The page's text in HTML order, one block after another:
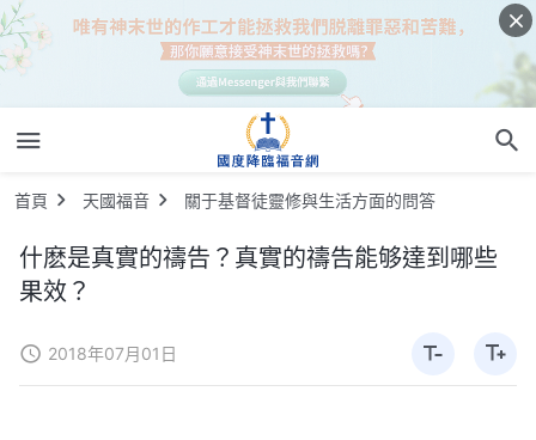
首頁 天國福音 關于基督徒靈修與生活方面的問答
什麽是真實的禱告？真實的禱告能够達到哪些
果效？
2018年07月01日